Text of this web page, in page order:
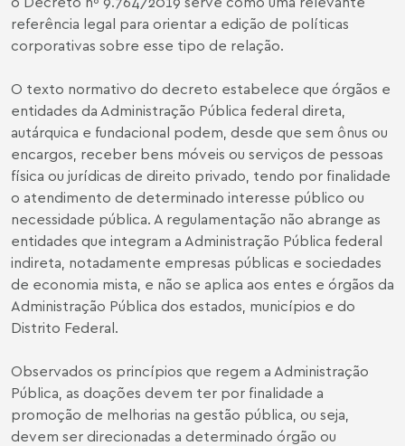
referência legal para orientar a edição de políticas
corporativas sobre esse tipo de relação.
O texto normativo do decreto estabelece que órgãos e
entidades da Administração Pública federal direta,
autárquica e fundacional podem, desde que sem ônus ou
encargos, receber bens móveis ou serviços de pessoas
física ou jurídicas de direito privado, tendo por finalidade
o atendimento de determinado interesse público ou
necessidade pública. A regulamentação não abrange as
entidades que integram a Administração Pública federal
indireta, notadamente empresas públicas e sociedades
de economia mista, e não se aplica aos entes e órgãos da
Administração Pública dos estados, municípios e do
Distrito Federal.
Observados os princípios que regem a Administração
Pública, as doações devem ter por finalidade a
promoção de melhorias na gestão pública, ou seja,
devem ser direcionadas a determinado órgão ou